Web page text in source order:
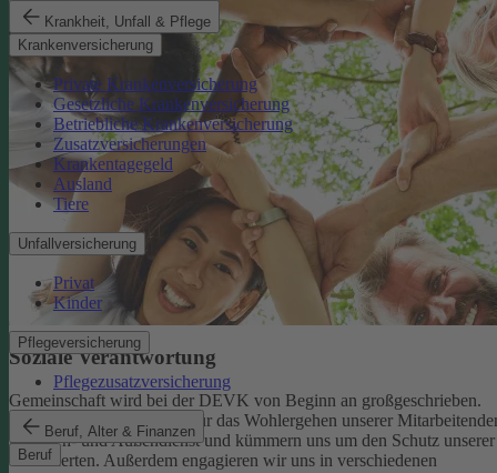
Krankheit, Unfall & Pflege
Krankenversicherung
Private Krankenversicherung
Gesetzliche Krankenversicherung
Betriebliche Krankenversicherung
Zusatzversicherungen
Krankentagegeld
Ausland
Tiere
Unfallversicherung
Privat
Kinder
Pflegeversicherung
Pflegezusatzversicherung
Beruf, Alter & Finanzen
Beruf
Soziale Verantwortung
Gemeinschaft wird bei der DEVK von Beginn an großgeschrieben.
Deshalb tragen wir Sorge für das Wohlergehen unserer
im Innen- und Außendienst und kümmern uns um den Schutz unserer
Versicherten. Außerdem engagieren wir uns in verschiedenen